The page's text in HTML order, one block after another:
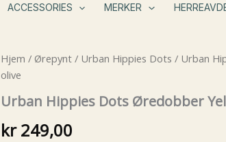
ACCESSORIES MERKER
Hjem / Ørepynt/ Urban Hippies Dots / Urban
olive
Urban Hippies Dots Øredobber
kr249,00